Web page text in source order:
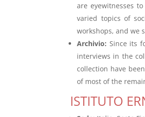
are eyewitnesses
varied topics of
workshops, and we
Archivio: Since its
interviews in the
collection have
of most of the
ISTITUTO